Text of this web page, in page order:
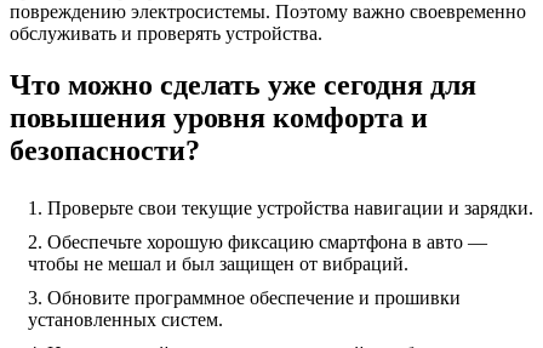
повреждению электросистемы. Поэтому важно своевременно
обслуживать и проверять устройства.
Что можно сделать уже сегодня для
повышения уровня комфорта и
безопасности?
Проверьте свои текущие устройства навигации и зарядки.
Обеспечьте хорошую фиксацию смартфона в авто —
чтобы не мешал и был защищен от вибраций.
Обновите программное обеспечение и прошивки
установленных систем.